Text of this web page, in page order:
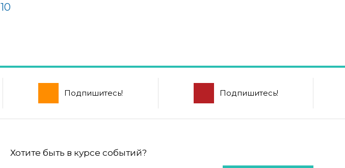
10
Подпишитесь! Подпишитесь!
Хотите быть в курсе событий?